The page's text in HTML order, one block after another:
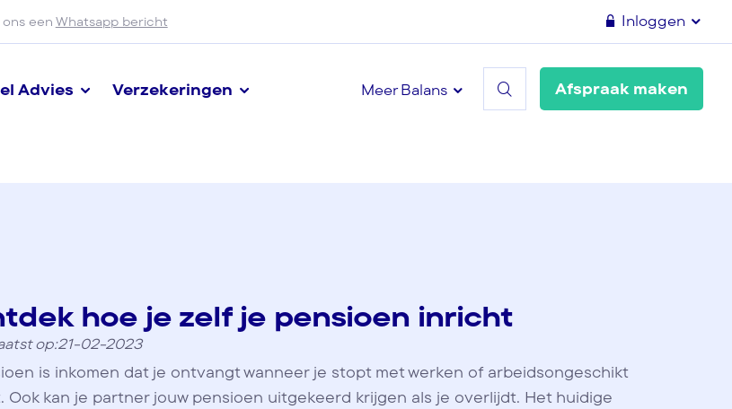
eenWhatsapp bericht Inloggen
Advies Verzekeringen Afspraak maken
Meer Balans
hoe je zelf je pensioen inricht
op:21-02-2023
is inkomen dat je ontvangt wanneer je stopt met werken of arbeidsongeschikt
Ook kan je partner jouw pensioen uitgekeerd krijgen als je overlijdt. Het huidige